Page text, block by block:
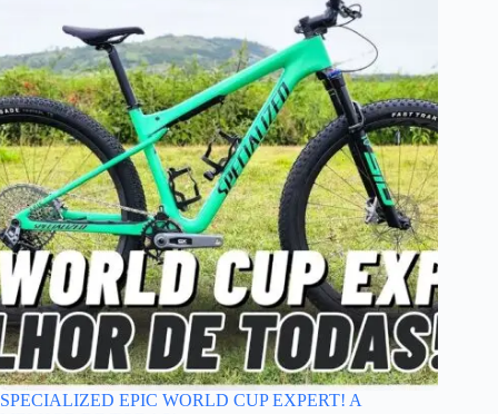
SPECIALIZED EPIC WORLD CUP EXPERT! A